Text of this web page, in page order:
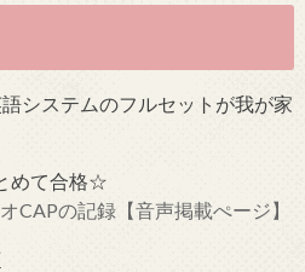
システムのフルセットが我が家
めて合格☆
CAPの記録【音声掲載ぺージ】